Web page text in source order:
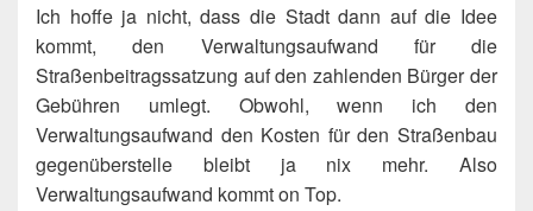
Ich hoffe ja nicht, dass die Stadt dann auf die Idee
kommt, den Verwaltungsaufwand für die
Straßenbeitragssatzung auf den zahlenden Bürger der
Gebühren umlegt. Obwohl, wenn ich den
Verwaltungsaufwand den Kosten für den Straßenbau
gegenüberstelle bleibt ja nix mehr. Also
Verwaltungsaufwand kommt on Top.